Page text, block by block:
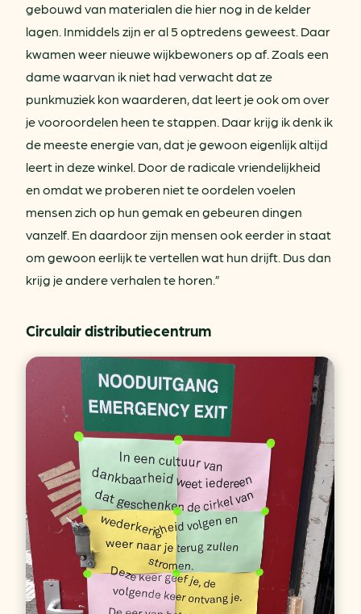
gebouwd van materialen die hier nog in de kelder
lagen. Inmiddels zijn er al 5 optredens geweest. Daar
kwamen weer nieuwe wijkbewoners op af. Zoals een
dame waarvan ik niet had verwacht dat ze
punkmuziek kon waarderen, dat leert je ook om over
je vooroordelen heen te stappen. Daar krijg ik denk ik
de meeste energie van, dat je gewoon eigenlijk altijd
leert in deze winkel. Door de radicale vriendelijkheid
en omdat we proberen niet te oordelen voelen
mensen zich op hun gemak en gebeuren dingen
vanzelf. En daardoor zijn mensen ook eerder in staat
om gewoon eerlijk te vertellen wat hun drijft. Dus dan
krijg je andere verhalen te horen.”
Circulair distributiecentrum